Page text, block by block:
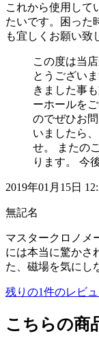
これから使用して
たいです。困った
も宜しくお願い致
この度は当
とうござい
きました事
ーホールを
のでぜひお
いましたら
せ。 またの
ります。 今
2019年01月15日
無記名
マスタークロノメ
には本当に驚かさ
た、磁場を気にし
残りの1件のレビ
こちらの商